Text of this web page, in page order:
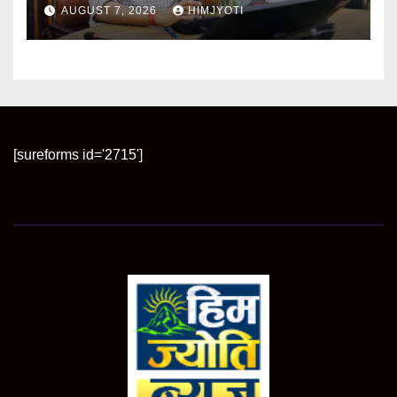
AUGUST 7, 2026 HIMJYOTI
[sureforms id='2715']